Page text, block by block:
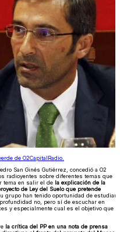
de O2CapitalRadio.
San Ginés Gutiérrez, concedió a O2
radioyentes sobre diferentes temas que
tema en salir el de la explicación de la
de Ley del Suelo que pretende
grupo han tenido oportunidad de
no, pero sí de escuchar en
y especialmente cual es el objetivo que
la crítica del PP en una nota de prensa